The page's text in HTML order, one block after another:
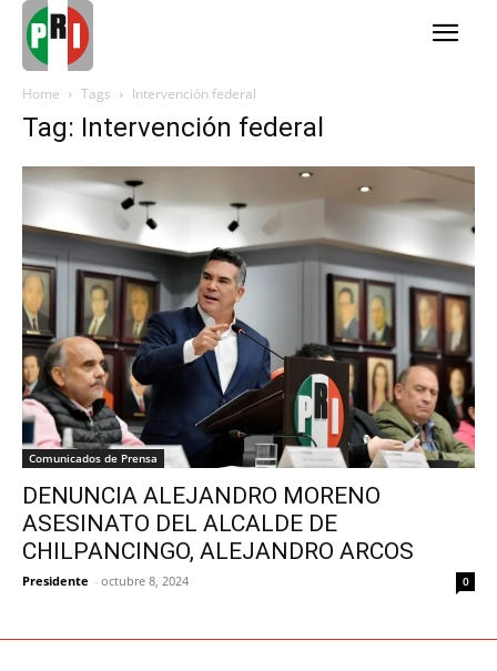
Home Tags Intervención federal
Tag: Intervención federal
Comunicados de Prensa
DENUNCIA ALEJANDRO MORENO
ASESINATO DEL ALCALDE DE
CHILPANCINGO, ALEJANDRO ARCOS
Presidente - octubre 8, 2024 0